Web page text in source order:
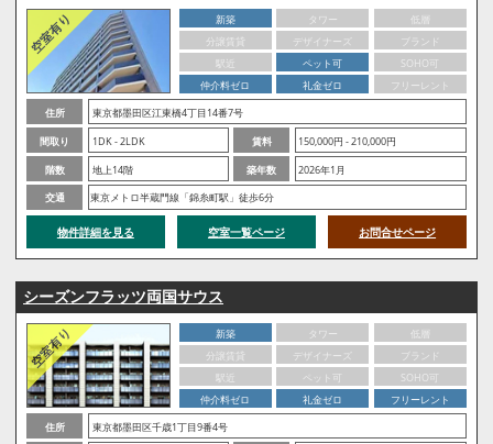
新築 タワー
低層
分譲賃貸
デザイナーズ
ブランド
駅近
ペット可
SOHO可
仲介料ゼロ
礼金ゼロ
フリーレント
住所
東京都墨田区江東橋4丁目14番7号
間取り
1DK - 2LDK 賃料
150,000円 - 210,000円
階数
地上14階 築年数
2026年1月
交通
東京メトロ半蔵門線「錦糸町駅」徒歩6分
物件詳細を見る 空室一覧ページ お問合せページ
シーズンフラッツ両国サウス
新築 タワー
低層
分譲賃貸
デザイナーズ
ブランド
駅近
ペット可
SOHO可
仲介料ゼロ
礼金ゼロ
フリーレント
住所
東京都墨田区千歳1丁目9番4号